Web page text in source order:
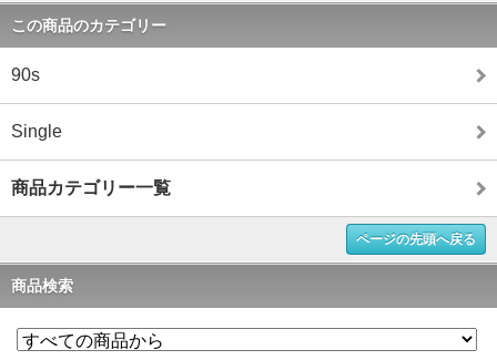
この商品のカテゴリー
90s
Single
商品カテゴリー一覧
ページの先頭へ戻る
商品検索